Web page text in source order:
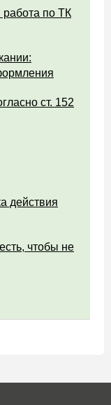
работа по ТК
ст. 152
действия
чтобы не